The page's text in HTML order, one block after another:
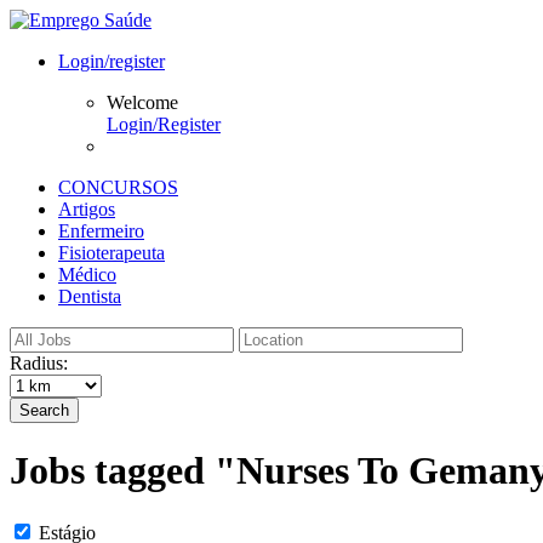
Login/register
Welcome
Login/Register
CONCURSOS
Artigos
Enfermeiro
Fisioterapeuta
Médico
Dentista
Radius:
Search
Jobs tagged "Nurses To
Estágio